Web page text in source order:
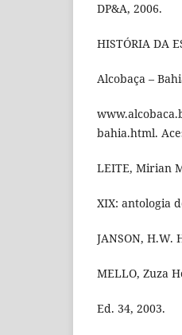
DP&A, 2006.
HISTÓRIA DA
Alcobaça –
bahia.html.
LEITE, Mirian
XIX: antologia
JANSON, H.W.
MELLO, Zuza
Ed. 34, 2003.